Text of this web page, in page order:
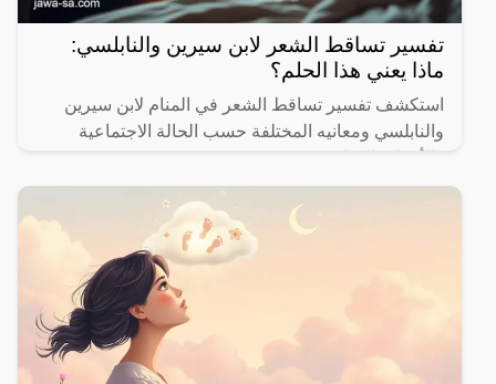
تفسير تساقط الشعر لابن سيرين والنابلسي:
ماذا يعني هذا الحلم؟
استكشف تفسير تساقط الشعر في المنام لابن سيرين
والنابلسي ومعانيه المختلفة حسب الحالة الاجتماعية